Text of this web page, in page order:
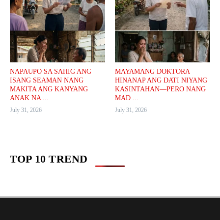
NAPAUPO SA SAHIG ANG
ISANG SEAMAN NANG
MAKITA ANG KANYANG
ANAK NA ...
July 31, 2026
MAYAMANG DOKTORA
HINANAP ANG DATI NIYANG
KASINTAHAN—PERO NANG
MAD ...
July 31, 2026
TOP 10 TREND